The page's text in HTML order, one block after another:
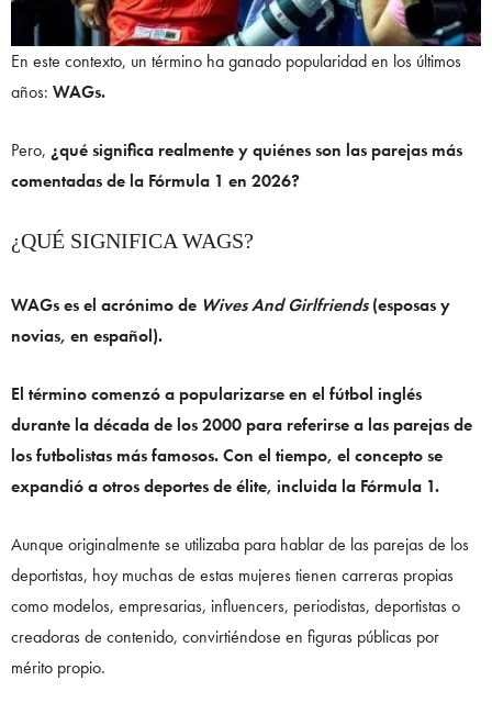
En este contexto, un término ha ganado popularidad en los últimos
años: WAGs.
Pero, ¿qué significa realmente y quiénes son las parejas más
comentadas de la Fórmula 1 en 2026?
¿QUÉ SIGNIFICA WAGS?
WAGs es el acrónimo de Wives And Girlfriends(esposas y
novias, en español).
El término comenzó a popularizarse en el fútbol inglés
durante la década de los 2000 para referirse a las parejas de
los futbolistas más famosos. Con el tiempo, el concepto se
expandió a otros deportes de élite, incluida la Fórmula 1.
Aunque originalmente se utilizaba para hablar de las parejas de los
deportistas, hoy muchas de estas mujeres tienen carreras propias
como modelos, empresarias, influencers, periodistas, deportistas o
creadoras de contenido, convirtiéndose en figuras públicas por
mérito propio.